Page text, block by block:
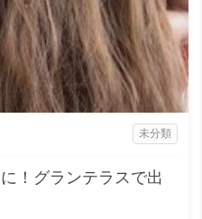
！グランテラスで出
未分類